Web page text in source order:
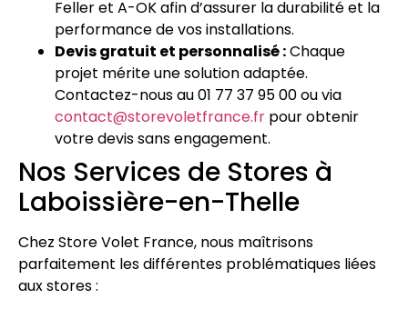
Feller et A-OK afin d’assurer la durabilité et la
performance de vos installations.
Devis gratuit et personnalisé :Chaque
projet mérite une solution adaptée.
Contactez-nous au 01 77 37 95 00 ou via
contact@storevoletfrance.fr pour obtenir
votre devis sans engagement.
Nos Services de Stores à
Laboissière-en-Thelle
Chez Store Volet France, nous maîtrisons
parfaitement les différentes problématiques liées
aux stores :